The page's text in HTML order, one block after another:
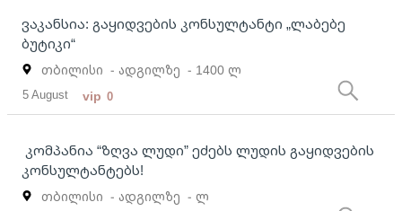
ვაკანსია: გაყიდვების კონსულტანტი „ლაბებე
ბუტიკი“
თბილისი - ადგილზე - 1400 ლ
5 August vip 0
კომპანია “ზღვა ლუდი” ეძებს ლუდის გაყიდვების
კონსულტანტებს!
თბილისი - ადგილზე - ლ